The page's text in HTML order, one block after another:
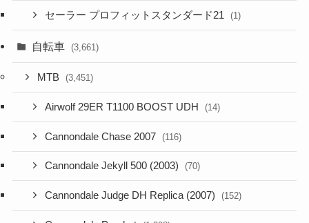
セーラー プロフィットスタンダード21 (1)
自転車 (3,661)
MTB (3,451)
Airwolf 29ER T1100 BOOST UDH (14)
Cannondale Chase 2007 (116)
Cannondale Jekyll 500 (2003) (70)
Cannondale Judge DH Replica (2007) (152)